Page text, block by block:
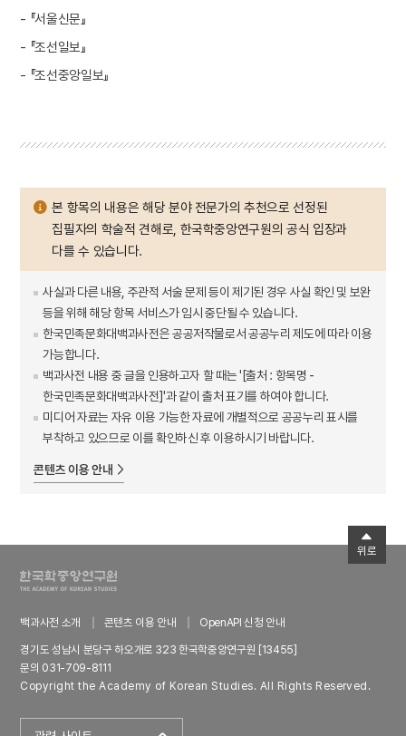
- 『서울신문』
- 『조선일보』
- 『조선중앙일보』
본 항목의 내용은 해당 분야 전문가의 추천으로 선정된
집필자의 학술적 견해로, 한국학중앙연구원의 공식 입장과
다를 수 있습니다.
사실과 다른 내용, 주관적 서술 문제 등이 제기된 경우 사실 확인 및 보완
등을 위해 해당 항목 서비스가 임시 중단될 수 있습니다.
한국민족문화대백과사전은 공공저작물로서 공공누리 제도에 따라 이용
가능합니다.
백과사전 내용 중 글을 인용하고자 할 때는 '[출처 : 항목명 -
한국민족문화대백과사전]'과 같이 출처 표기를 하여야 합니다.
미디어 자료는 자유 이용 가능한 자료에 개별적으로 공공누리 표시를
부착하고 있으므로 이를 확인하신 후 이용하시기 바랍니다.
콘텐츠 이용 안내
백과사전 소개 콘텐츠 이용 안내
OpenAPI 신청 안내
경기도 성남시 분당구 하오개로 323 한국학중앙연구원 [13455]
문의 031-709-8111
Copyright the Academy of Korean Studies. All Rights Reserved.
위로